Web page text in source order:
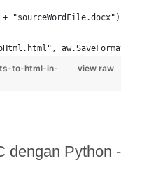
+ "sourceWordFile.docx")
view raw
to-html-in-
dengan Python -